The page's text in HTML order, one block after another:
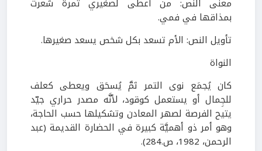
بمذاقها في فمي.
تأويل النص: الأم تسعد بكل شخص يسعد صغيرها.
النواة
كان يُجمَع نوى التمر ثمَّ يُسحَق ويعطى كعلف
للجِمال أو يستعمل كوقود، لأنَّه مصدر حراري جيّد
يتيح الفرصة لصهر المعادن وتشكيلها حسب الحاجة،
وهو أمر ذو أهميَّة كبيرة في الحضارة القديمة (عبد
الرحمن، 1982، ص.284).